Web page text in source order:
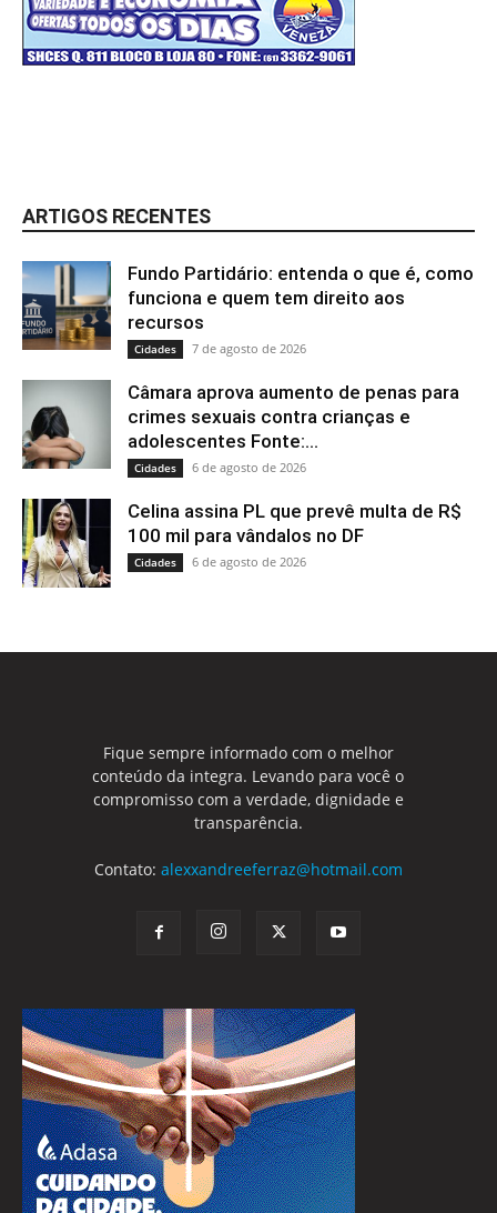
ARTIGOS RECENTES
Fundo Partidário: entenda o que é, como
funciona e quem tem direito aos
recursos
Cidades 7 de agosto de 2026
Câmara aprova aumento de penas para
crimes sexuais contra crianças e
adolescentes Fonte:...
Cidades 6 de agosto de 2026
Celina assina PL que prevê multa de R$
100 mil para vândalos no DF
Cidades 6 de agosto de 2026
Fique sempre informado com o melhor
conteúdo da integra. Levando para você o
compromisso com a verdade, dignidade e
transparência.
Contato: alexxandreeferraz@hotmail.com